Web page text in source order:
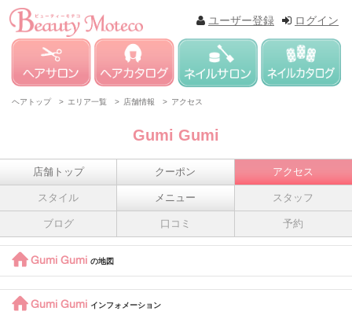
ログイン
ユーザー登録
ヘアトップ > エリア一覧 > 店舗情報 > アクセス
Gumi Gumi
店舗トップ クーポン アクセス
スタイル メニュー スタッフ
ブログ 口コミ 予約
Gumi Gumi の地図
Gumi Gumi インフォメーション